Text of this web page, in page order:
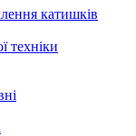
катишків
техніки